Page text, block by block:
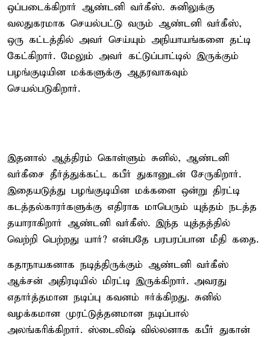
ஒப்படைக்கிறார் ஆண்டனி வர்கீஸ். சுனிலுக்கு
வலதுகரமாக செயல்பட்டு வரும் ஆண்டனி வர்கீஸ்,
ஒரு கட்டத்தில் அவர் செய்யும் அநியாயங்களை தட்டி
கேட்கிறார். மேலும் அவர் கட்டுப்பாட்டில் இருக்கும்
பழங்குடியின மக்களுக்கு ஆதரவாகவும்
செயல்படுகிறார்.
இதனால் ஆத்திரம் கொள்ளும் சுனில், ஆண்டனி
வர்கீசை தீர்த்துக்கட்ட கபீர் துகானுடன் சேருகிறார்.
இதையடுத்து பழங்குடியின மக்களை ஒன்று திரட்டி
கடத்தல்காரர்களுக்கு எதிராக மாபெரும் யுத்தம் நடத்த
தயாராகிறார் ஆண்டனி வர்கீஸ். இந்த யுத்தத்தில்
வெற்றி பெற்றது யார்? என்பதே பரபரப்பான மீதி கதை.
கதாநாயகனாக நடித்திருக்கும் ஆண்டனி வர்கீஸ்
ஆக்சன் அதிரடியில் மிரட்டி இருக்கிறார். அவரது
எதார்த்தமான நடிப்பு கவனம் ஈர்க்கிறது. சுனில்
வழக்கமான முரட்டுத்தனமான நடிப்பால்
அலங்கரிக்கிறார். ஸ்டைலிஷ் வில்லனாக கபீர் துகான்